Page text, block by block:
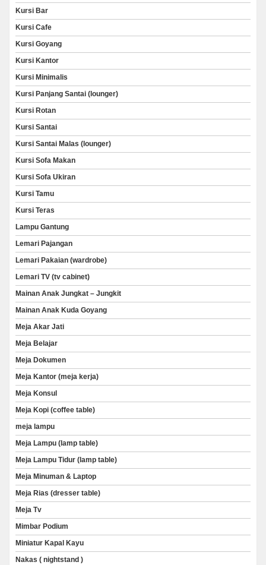
Kursi Bar
Kursi Cafe
Kursi Goyang
Kursi Kantor
Kursi Minimalis
Kursi Panjang Santai (lounger)
Kursi Rotan
Kursi Santai
Kursi Santai Malas (lounger)
Kursi Sofa Makan
Kursi Sofa Ukiran
Kursi Tamu
Kursi Teras
Lampu Gantung
Lemari Pajangan
Lemari Pakaian (wardrobe)
Lemari TV (tv cabinet)
Mainan Anak Jungkat – Jungkit
Mainan Anak Kuda Goyang
Meja Akar Jati
Meja Belajar
Meja Dokumen
Meja Kantor (meja kerja)
Meja Konsul
Meja Kopi (coffee table)
meja lampu
Meja Lampu (lamp table)
Meja Lampu Tidur (lamp table)
Meja Minuman & Laptop
Meja Rias (dresser table)
Meja Tv
Mimbar Podium
Miniatur Kapal Kayu
Nakas ( nightstand )